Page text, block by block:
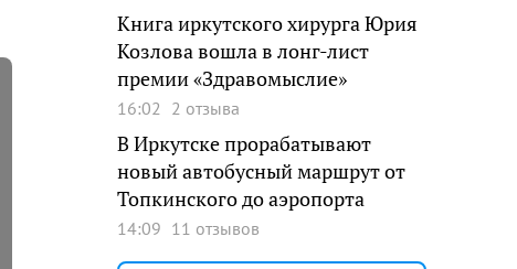
Книга иркутского хирурга Юрия
Козлова вошла в лонг-лист
премии «Здравомыслие»
16:02 2 отзыва
В Иркутске прорабатывают
новый автобусный маршрут от
Топкинского до аэропорта
14:09 11 отзывов